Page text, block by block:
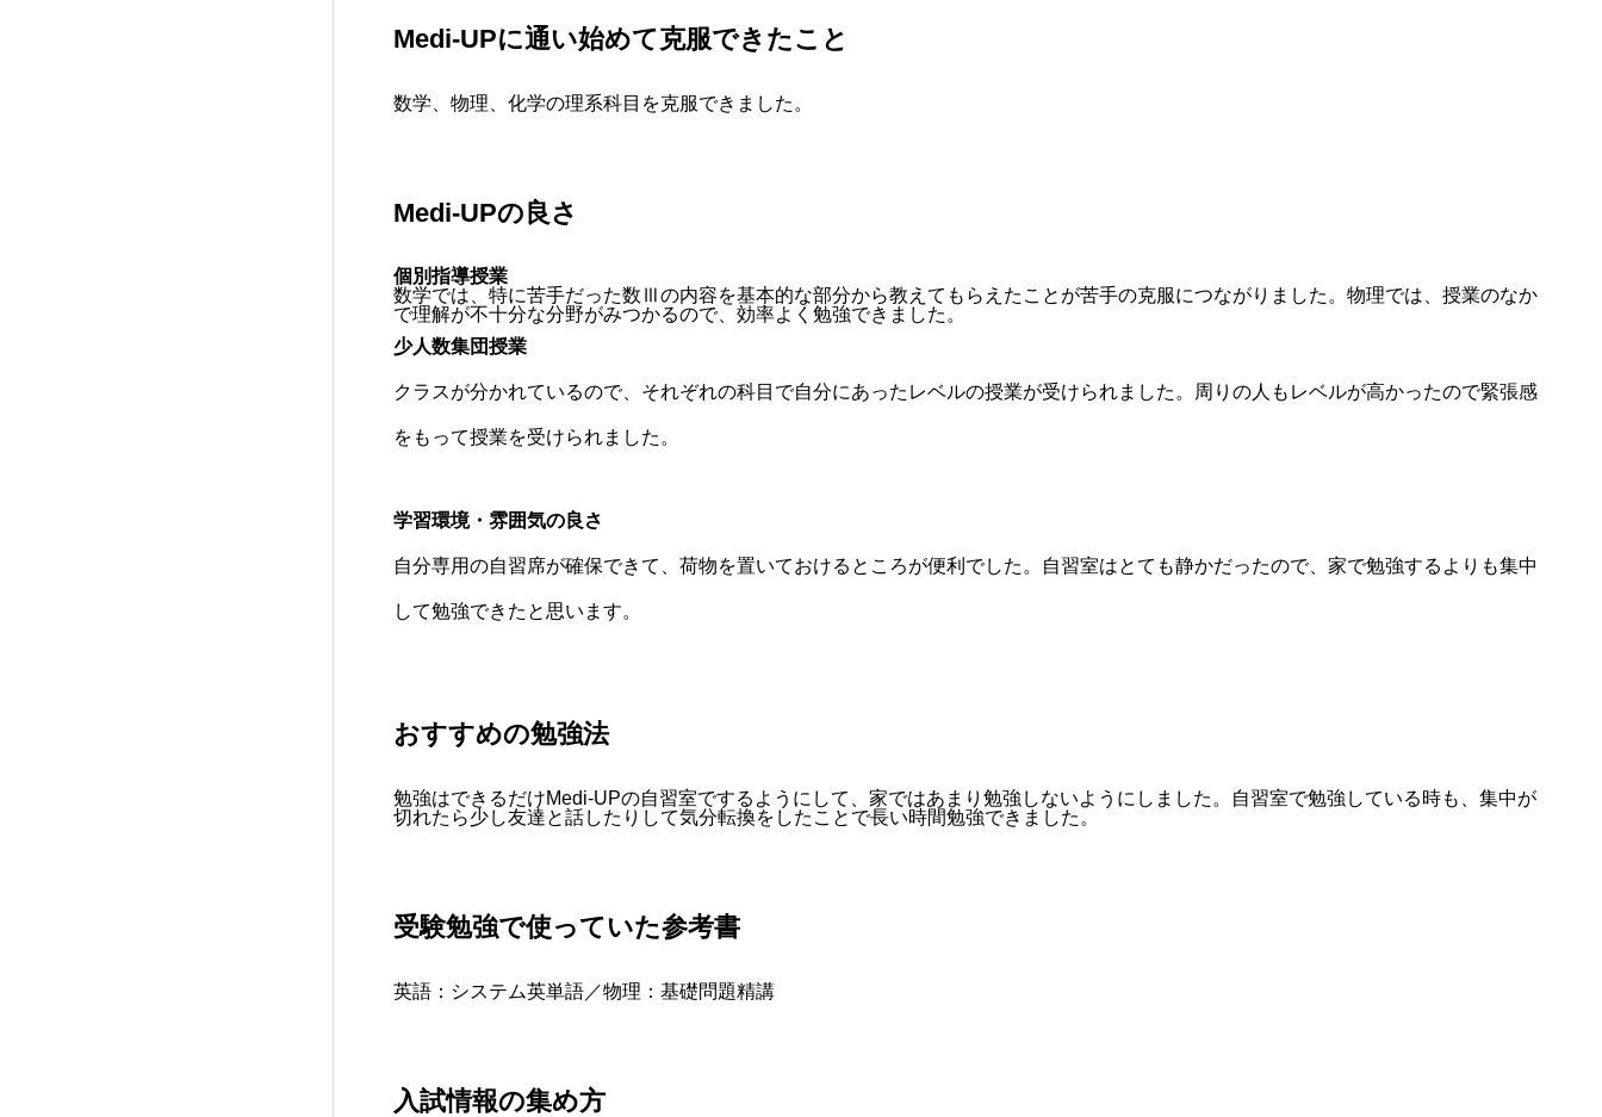
Medi-UPに通い始めて克服できたこと
数学、物理、化学の理系科目を克服できました。
Medi-UPの良さ
個別指導授業
数学では、特に苦手だった数Ⅲの内容を基本的な部分から教えてもらえたことが苦手の克服につながりました。物理では、授業のなか
で理解が不十分な分野がみつかるので、効率よく勉強できました。
少人数集団授業
クラスが分かれているので、それぞれの科目で自分にあったレベルの授業が受けられました。周りの人もレベルが高かったので緊張感
をもって授業を受けられました。
学習環境・雰囲気の良さ
自分専用の自習席が確保できて、荷物を置いておけるところが便利でした。自習室はとても静かだったので、家で勉強するよりも集中
して勉強できたと思います。
おすすめの勉強法
勉強はできるだけMedi-UPの自習室でするようにして、家ではあまり勉強しないようにしました。自習室で勉強している時も、集中が
切れたら少し友達と話したりして気分転換をしたことで長い時間勉強できました。
受験勉強で使っていた参考書
英語： システム英単語／物理：基礎問題精講
入試情報の集め方